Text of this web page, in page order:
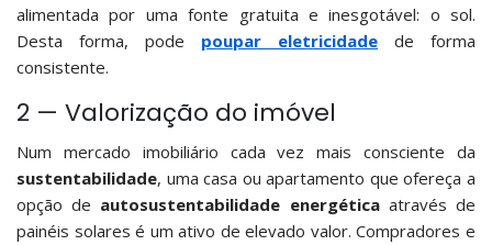
alimentada por uma fonte gratuita e inesgotável: o sol.
Desta forma, pode poupar eletricidade de forma
consistente.
2 — Valorização do imóvel
Num mercado imobiliário cada vez mais consciente da
sustentabilidade, uma casa ou apartamento que ofereça a
opção de autosustentabilidade energéticaatravés de
painéis solares é um ativo de elevado valor. Compradores e